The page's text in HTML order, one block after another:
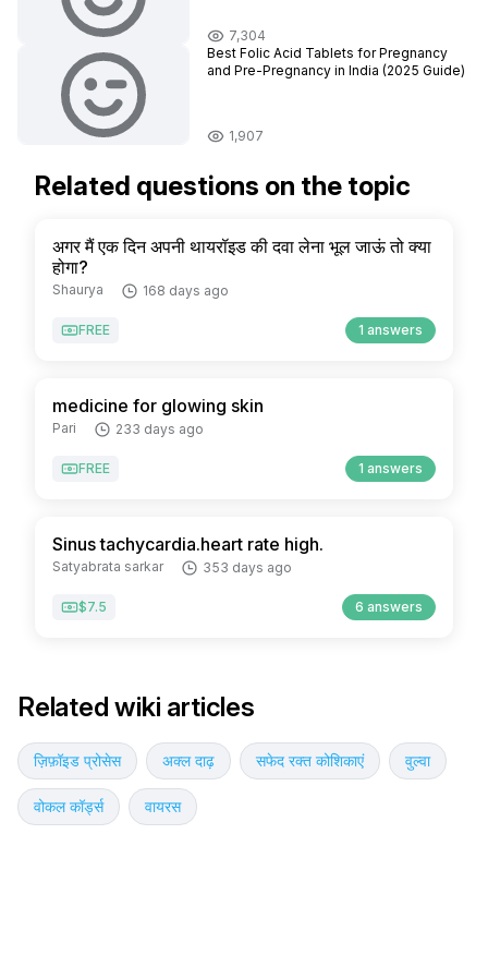
7,304
Best Folic Acid Tablets for Pregnancy
and Pre-Pregnancy in India (2025 Guide)
1,907
Related questions on the topic
अगर मैं एक दिन अपनी थायरॉइड की दवा लेना भूल जाऊं तो क्या
होगा?
Shaurya 168 days ago
FREE 1 answers
medicine for glowing skin
Pari 233 days ago
FREE 1 answers
Sinus tachycardia.heart rate high.
Satyabrata sarkar 353 days ago
$7.5 6 answers
Related wiki articles
ज़िफ़ॉइड प्रोसेस अक्ल दाढ़ सफेद रक्त कोशिकाएं वुल्वा
वोकल कॉर्ड्स वायरस